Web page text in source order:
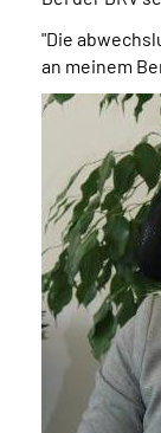
"Die
an meinem